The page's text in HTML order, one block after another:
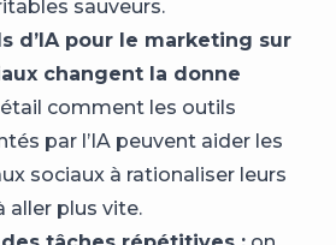
sauveurs.
d’IA pour le marketing sur
changent la donne
comment les outils
par l’IA peuvent aider les
sociaux à rationaliser leurs
aller plus vite.